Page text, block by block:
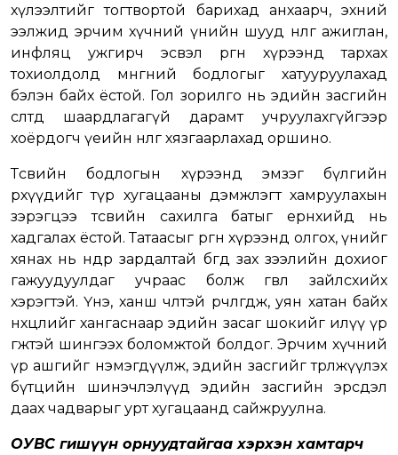
хүлээлтийг тогтвортой барихад анхаарч, эхний
ээлжид эрчим хүчний үнийн шууд нөлөөг ажиглан,
инфляц ужгирч эсвэл өргөн хүрээнд тархах
тохиолдолд мөнгөний бодлогыг хатууруулахад
бэлэн байх ёстой. Гол зорилго нь эдийн засгийн
өсөлтөд шаардлагагүй дарамт учруулахгүйгээр
хоёрдогч үеийн нөлөөг хязгаарлахад оршино.
Төсвийн бодлогын хүрээнд эмзэг бүлгийн
өрхүүдийг түр хугацааны дэмжлэгт хамруулахын
зэрэгцээ төсвийн сахилга батыг ерөнхийд нь
хадгалах ёстой. Татаасыг өргөн хүрээнд олгох, үнийг
хянах нь өндөр зардалтай бөгөөд зах зээлийн дохиог
гажуудуулдаг учраас болж өгвөл зайлсхийх
хэрэгтэй. Үнэ, ханш чөлөөтэй өөрчлөгдөж, уян хатан байх
нөхцөлийг хангаснаар эдийн засаг шокийг илүү үр
өгөөжтэй шингээх боломжтой болдог. Эрчим хүчний
үр ашгийг нэмэгдүүлж, эдийн засгийг төрөлжүүлэх
бүтцийн шинэчлэлүүд эдийн засгийн эрсдэл
даах чадварыг урт хугацаанд сайжруулна.
ОУВС гишүүн орнуудтайгаа хэрхэн хамтарч